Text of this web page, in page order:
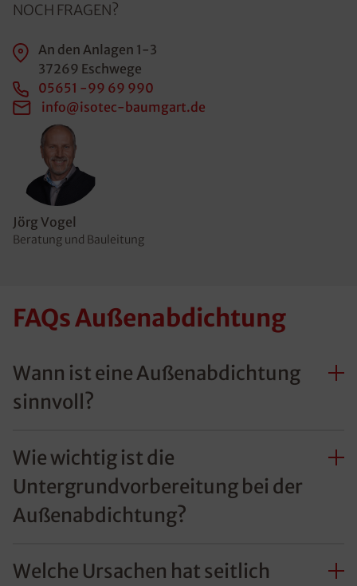
Jörg Vogel
Beratung und Bauleitung
NOCH FRAGEN?
An den Anlagen 1-3
37269 Eschwege
05651 -99 69 990
info@isotec-baumgart.de
FAQs Außenabdichtung
Wann ist eine Außenabdichtung
sinnvoll?
Wie wichtig ist die
Untergrundvorbereitung bei der
Außenabdichtung?
Welche Ursachen hat seitlich